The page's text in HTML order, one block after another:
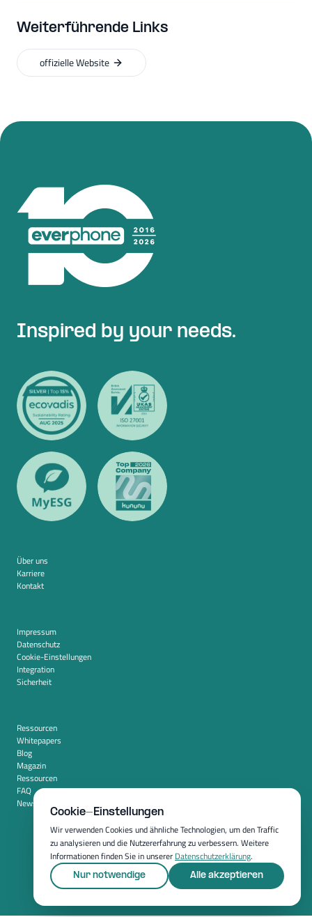
Weiterführende Links
offizielle Website
Inspired by your needs.
Über uns
Karriere
Kontakt
Impressum
Datenschutz
Cookie-Einstellungen
Integration
Sicherheit
Ressourcen
Whitepapers
Blog
Magazin
Ressourcen
FAQ
Newsroom
Cookie-Einstellungen
Wir verwenden Cookies und ähnliche Technologien, um den Traffic
zu analysieren und die Nutzererfahrung zu verbessern. Weitere
Informationen finden Sie in unserer Datenschutzerklärung.
Nur notwendige Alle akzeptieren